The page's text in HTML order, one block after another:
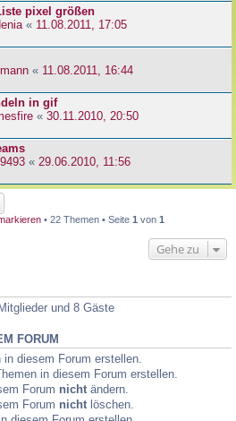
pixel größen
« 11.08.2011, 17:05
« 11.08.2011, 16:44
in gif
« 30.11.2010, 20:50
« 29.06.2010, 11:56
• 22 Themen • Seite 1 von 1
Gehe zu
und 8 Gäste
FORUM
in diesem Forum erstellen.
in diesem Forum erstellen.
Forum nicht ändern.
Forum nicht löschen.